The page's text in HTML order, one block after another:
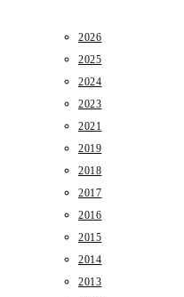
2026
2025
2024
2023
2021
2019
2018
2017
2016
2015
2014
2013